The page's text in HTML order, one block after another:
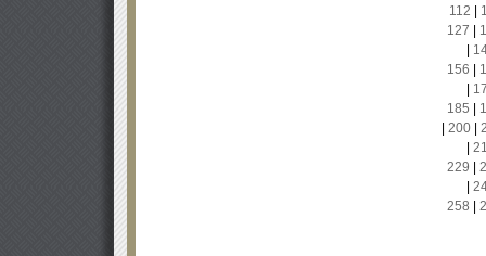
112
127
156
185
200|
229
258